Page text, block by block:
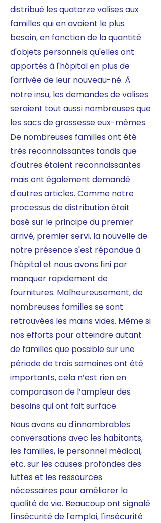
distribué les quatorze valises aux
familles qui en avaient le plus
besoin, en fonction de la quantité
d'objets personnels qu'elles ont
apportés à l'hôpital en plus de
l'arrivée de leur nouveau-né. À
notre insu, les demandes de valises
seraient tout aussi nombreuses que
les sacs de grossesse eux-mêmes.
De nombreuses familles ont été
très reconnaissantes tandis que
d'autres étaient reconnaissantes
mais ont également demandé
d'autres articles. Comme notre
processus de distribution était
basé sur le principe du premier
arrivé, premier servi, la nouvelle de
notre présence s'est répandue à
l'hôpital et nous avons fini par
manquer rapidement de
fournitures. Malheureusement, de
nombreuses familles se sont
retrouvées les mains vides. Même si
nos efforts pour atteindre autant
de familles que possible sur une
période de trois semaines ont été
importants, cela n’est rien en
comparaison de l’ampleur des
besoins qui ont fait surface.
Nous avons eu d'innombrables
conversations avec les habitants,
les familles, le personnel médical,
etc. sur les causes profondes des
luttes et les ressources
nécessaires pour améliorer la
qualité de vie. Beaucoup ont signalé
l'insécurité de l'emploi, l'insécurité